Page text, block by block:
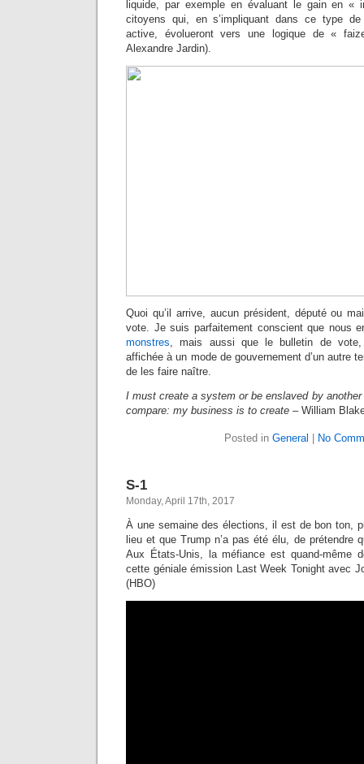
liquide, par exemple en évaluant le gain en «
citoyens qui, en s’impliquant dans ce type de
active, évolueront vers une logique de «
Alexandre Jardin).
Quoi qu’il arrive, aucun président, député ou
vote. Je suis parfaitement conscient que nous
monstres, mais aussi que le bulletin de vote,
affichée à un mode de gouvernement d’un autre
de les faire naître.
I must create a system or be enslaved by
compare: my business is to create – William
Posted in General No
S-1
Monday, April 17th, 2017
À une semaine des élections, il est de bon ton,
lieu et que Trump n’a pas été élu, de prétendre
Aux États-Unis, la méfiance est quand-même
cette géniale émission Last Week Tonight avec
(HBO)